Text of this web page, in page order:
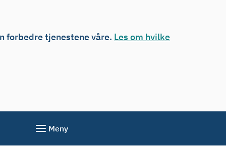
forbedre tjenestene våre. Les om hvilke
Meny